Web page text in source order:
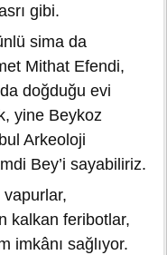
gibi.
sima da
Mithat Efendi,
doğduğu evi
yine Beykoz
Arkeoloji
Bey’i sayabiliriz.
vapurlar,
kalkan feribotlar,
imkânı sağlıyor.